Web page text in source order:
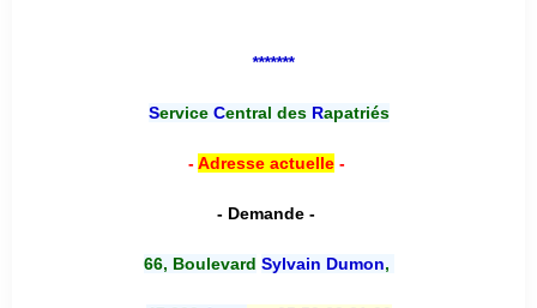
*******
Service Central desRapatriés
-Adresse actuelle-
- Demande -
66, Boulevard Sylvain Dumon,